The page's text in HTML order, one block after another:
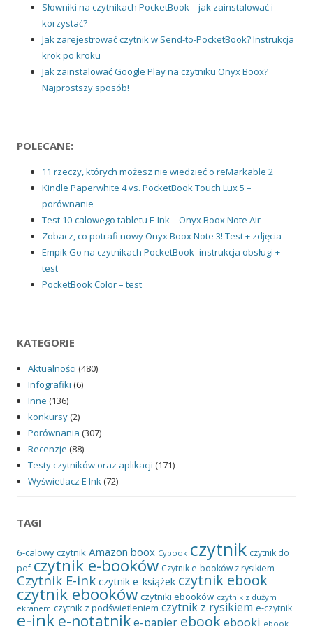
Słowniki na czytnikach PocketBook – jak zainstalować i
korzystać?
Jak zarejestrować czytnik w Send-to-PocketBook? Instrukcja
krok po kroku
Jak zainstalować Google Play na czytniku Onyx Boox?
Najprostszy sposób!
POLECANE:
11 rzeczy, których możesz nie wiedzieć o reMarkable 2
Kindle Paperwhite 4 vs. PocketBook Touch Lux 5 –
porównanie
Test 10-calowego tabletu E-Ink – Onyx Boox Note Air
Zobacz, co potrafi nowy Onyx Boox Note 3! Test + zdjęcia
Empik Go na czytnikach PocketBook- instrukcja obsługi +
test
PocketBook Color – test
KATEGORIE
Aktualności (480)
Infografiki (6)
Inne (136)
konkursy(2)
Porównania (307)
Recenzje (88)
Testy czytników oraz aplikacji (171)
Wyświetlacz E Ink(72)
TAGI
6-calowy czytnik Amazon boox Cybook czytnik czytnik do
pdf czytnik e-booków Czytnik e-booków z rysikiem
Czytnik E-ink czytnik e-książek czytnik ebook
czytnik ebooków czytniki ebooków czytnik z dużym
ekranem czytnik z podświetleniem czytnik z rysikiem e-czytnik
e-ink e-notatnik ebook ebooki ebook